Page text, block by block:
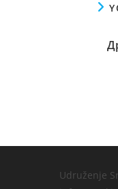
Udruženje